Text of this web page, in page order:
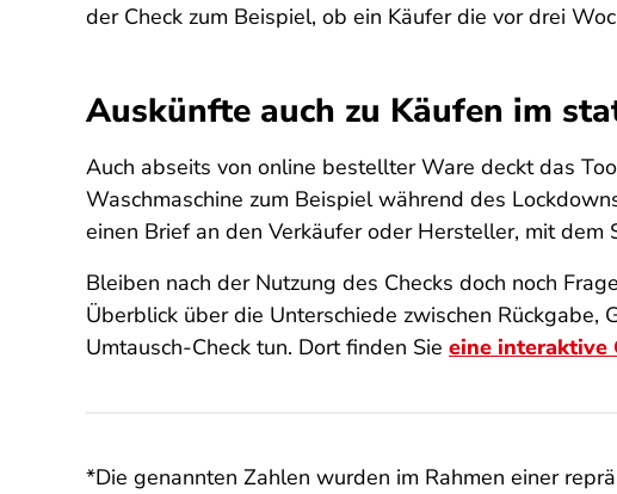
der Check zum Beispiel, ob ein Käufer die vor drei
Auskünfte auch zu Käufen im
Auch abseits von online bestellter Ware deckt das
Waschmaschine zum Beispiel während des
einen Brief an den Verkäufer oder Hersteller, mit dem
Bleiben nach der Nutzung des Checks doch noch
Überblick über die Unterschiede zwischen
Umtausch-Check tun. Dort finden Sie eine interaktive
*Die genannten Zahlen wurden im Rahmen einer